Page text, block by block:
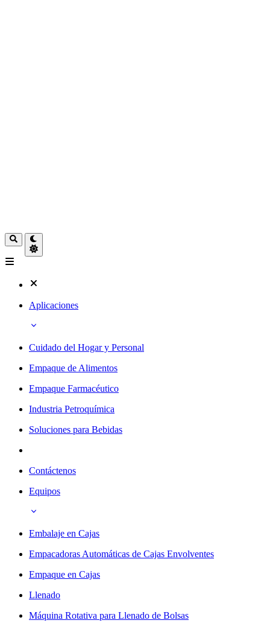
Aplicaciones
Cuidado del Hogar y Personal
Empaque de Alimentos
Empaque Farmacéutico
Industria Petroquímica
Soluciones para Bebidas
Contáctenos
Equipos
Embalaje en Cajas
Empacadoras Automáticas de Cajas Envolventes
Empaque en Cajas
Llenado
Máquina Rotativa para Llenado de Bolsas